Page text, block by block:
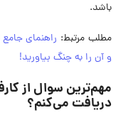
باشد.
مطلب مرتبط: راهنمای
و آن را به چنگ بیاورید!
مهم‌ترین سوال از
دریافت می‌کنم؟